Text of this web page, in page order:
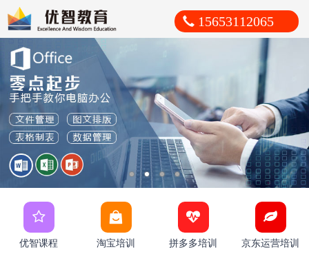
15653112065
优智课程 淘宝培训 拼多多培训 京东运营培训